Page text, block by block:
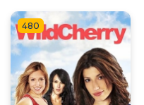
480